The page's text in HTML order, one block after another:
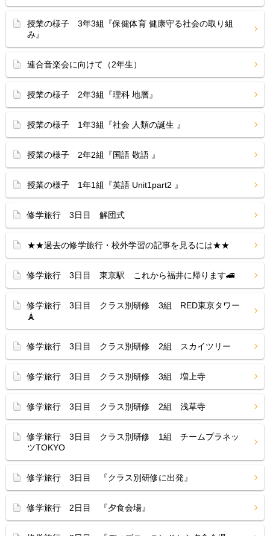
授業の様子 3年3組『保健体育 健康守る社会の取り組
み』
連合音楽会に向けて（2年生）
授業の様子 2年3組『理科 地層』
授業の様子 1年3組『社会 人類の誕生 』
授業の様子 2年2組『国語 敬語 』
授業の様子 1年1組『英語 Unit1part2 』
修学旅行 3日目 解団式
★★過去の修学旅行・校外学習の記事を見るには★★
修学旅行 3日目 東京駅 これから福井に帰ります🚄
修学旅行 3日目 クラス別研修 3組 RED東京タワー
🗼
修学旅行 3日目 クラス別研修 2組 スカイツリー
修学旅行 3日目 クラス別研修 3組 増上寺
修学旅行 3日目 クラス別研修 2組 浅草寺
修学旅行 3日目 クラス別研修 1組 チームプラネッ
ツTOKYO
修学旅行 3日目 『クラス別研修に出発』
修学旅行 2日目 『夕食会場』